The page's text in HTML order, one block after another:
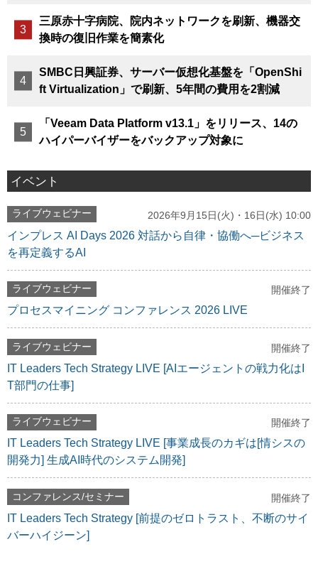
三原赤十字病院、院内ネットワークを刷新、機器交
換時の復旧作業を簡素化
SMBC日興証券、サーバー仮想化基盤を「OpenShi
ft Virtualization」で刷新、5年間の費用を2割減
「Veeam Data Platform v13.1」をリリース、14の
ハイパーバイザーをバックアップ対象に
イベント
ライブウェビナー 2026年9月15日(火)・16日(水) 10:00
インプレス AI Days 2026 対話から自律・協働へ─ビジネス
を再定義するAI
ライブウェビナー 開催終了
プロセスマイニング コンファレンス 2026 LIVE
ライブウェビナー 開催終了
IT Leaders Tech Strategy LIVE [AIエージェントの戦力化はI
T部門の仕事]
ライブウェビナー 開催終了
IT Leaders Tech Strategy LIVE [事業成長のカギは[情シスの
開発力] 生成AI時代のシステム開発]
コンファレンス/セミナー 開催終了
IT Leaders Tech Strategy [前提のゼロトラスト、不断のサイ
バーハイジーン]